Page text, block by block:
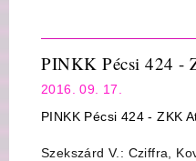
PINKK Pécsi 424 -
2016. 09. 17.
PINKK Pécsi 424 - ZKK
Szekszárd V.: Cziffra,